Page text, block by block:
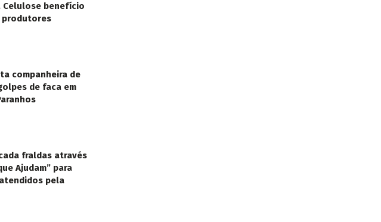
Celulose benefício
produtores
companheira de
de faca em
fraldas através
Ajudam” para
pela